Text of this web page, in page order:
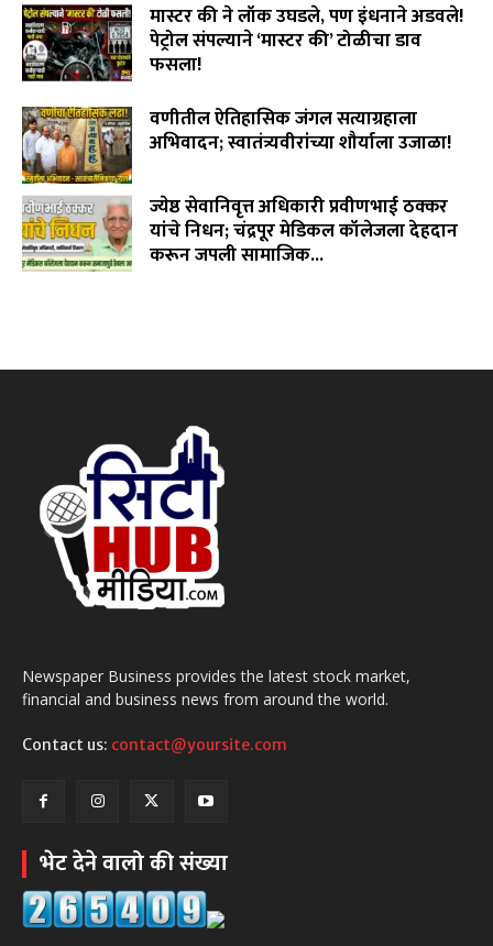
मास्टर की ने लॉक उघडले, पण इंधनाने अडवले!
पेट्रोल संपल्याने ‘मास्टर की’ टोळीचा डाव
फसला!
वणीतील ऐतिहासिक जंगल सत्याग्रहाला
अभिवादन; स्वातंत्र्यवीरांच्या शौर्याला उजाळा!
ज्येष्ठ सेवानिवृत्त अधिकारी प्रवीणभाई ठक्कर
यांचे निधन; चंद्रपूर मेडिकल कॉलेजला देहदान
करून जपली सामाजिक...
Newspaper Business provides the latest stock market,
financial and business news from around the world.
Contact us: contact@yoursite.com
भेट देने वालो की संख्या